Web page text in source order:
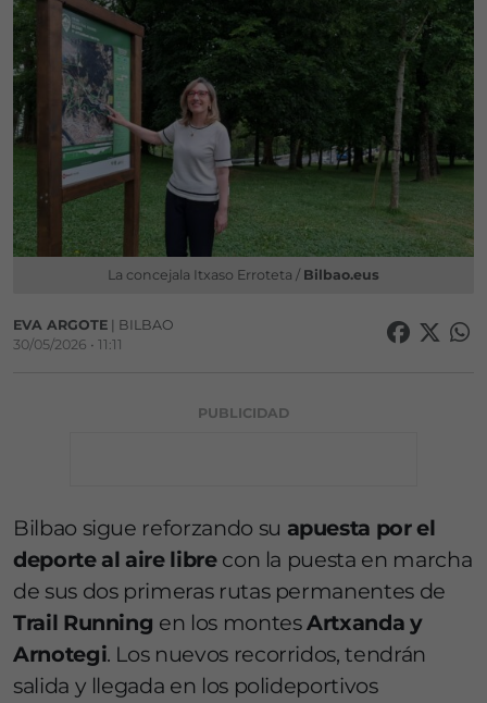
La concejala Itxaso Erroteta / Bilbao.eus
EVA ARGOTE | BILBAO
30/05/2026 • 11:11
PUBLICIDAD
Bilbao sigue reforzando su apuesta por el
deporte al aire librecon la puesta en marcha
de sus dos primeras rutas permanentes de
Trail Running en los montesArtxanda y
Arnotegi. Los nuevos recorridos, tendrán
salida y llegada en los polideportivos